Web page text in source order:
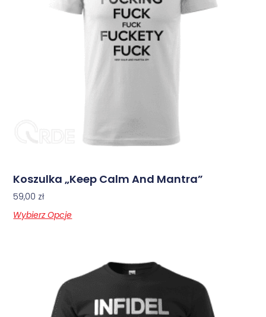
Koszulka „Keep Calm And Mantra”
59,00 zł
Wybierz Opcje